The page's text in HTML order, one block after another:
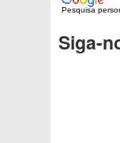
Pesquisa
Siga-